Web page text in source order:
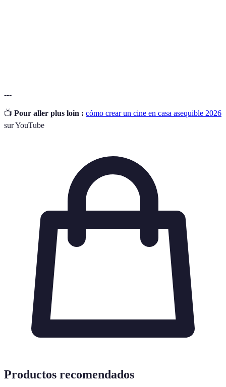
---
📺 Pour aller plus loin : cómo crear un cine en casa asequible 2026
sur YouTube
Productos recomendados